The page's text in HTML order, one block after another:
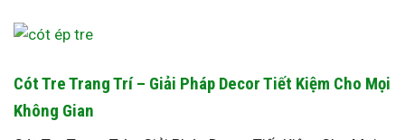
Cót Tre Trang Trí – Giải Pháp Decor Tiết Kiệm Cho Mọi
Không Gian